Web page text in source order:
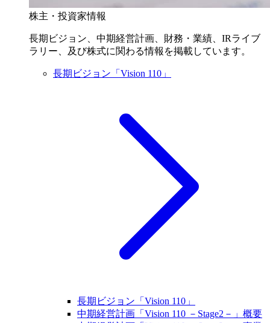
株主・投資家情報
長期ビジョン、中期経営計画、財務・業績、IRライブ
ラリー、及び株式に関わる情報を掲載しています。
長期ビジョン「Vision 110」
長期ビジョン「Vision 110」
中期経営計画「Vision 110 －Stage2－」概要